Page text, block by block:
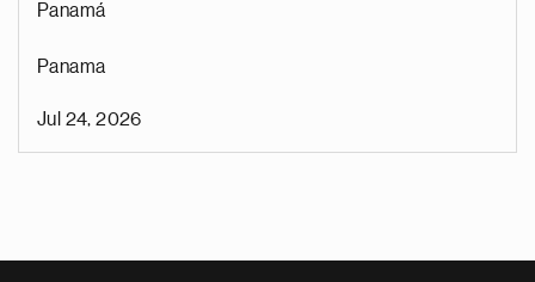
Panamá
Panama
Jul 24, 2026